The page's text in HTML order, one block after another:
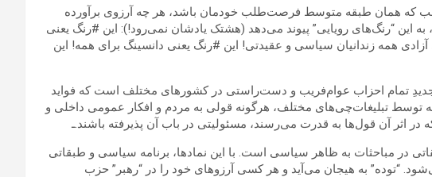
که همان طبقه متوسط فرصت‌طلب خودمان باشد، هر چه آرزوی برآورده
به این “رنگ‌های رویایی” پیوند می‌دهد (هشتک یادشان نمی‌رود!): این #رنگ یعنی
همه زندانیان سیاسی و عقیدتی! این #رنگ یعنی دانسینگ برای همه! این
جدیدِ تمام احزاب عوام‌فریب و دست‌راستی در کشورهای مختلف است که فواید
توسط تبلیغات‌چی‌های مختلف، هرگونه قولی به مردم و افکار عمومی داخلی و
اثر آن قول‌ها به قدرت می‌‌رسند، مسئولیتی در باب آن پذیرفته باشند.ـ
در مباحثات به ظاهر سیاسی است. با این نمادها، برنامه سیاسی و طبقاتی
“توده” به هیجان می‌آید و هر کسی آرزوهای خود را در “رهبر” حزب